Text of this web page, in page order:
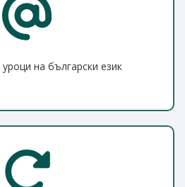
на български език